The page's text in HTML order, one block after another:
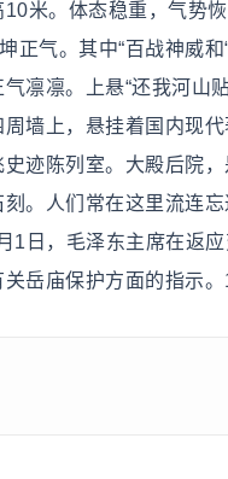
米。体态稳重，气势
正气。其中“百战神威
凛凛。上悬“还我河山
墙上，悬挂着国内现
迹陈列室。大殿后院
。人们常在这里流连
1日，毛泽东主席在返
岳庙保护方面的指示